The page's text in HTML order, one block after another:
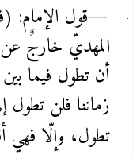
—قول الإمام:
المهديّ خارجٌ
أن تطول فيما
زماننا فلن
تطول، وإلّا فهي